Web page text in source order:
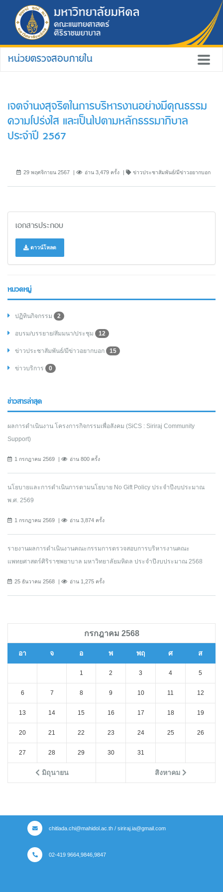
หน่วยตรวจสอบภายใน
เจตจำนงสุจริตในการบริหารงานอย่างมีคุณธรรม
ความโปร่งใส และเป็นไปตามหลักธรรมาภิบาล
ประจำปี 2567
29 พฤศจิกายน 2567 อ่าน 3,479 ครั้ง ข่าวประชาสัมพันธ์/มีข่าวอยากบอก
เอกสารประกอบ
ดาวน์โหลด
หมวดหมู่
ปฏิทินกิจกรรม 2
อบรม/บรรยาย/สัมมนา/ประชุม 12
ข่าวประชาสัมพันธ์/มีข่าวอยากบอก 15
ข่าวบริการ 0
ข่าวสารล่าสุด
ผลการดำเนินงาน โครงการกิจกรรมเพื่อสังคม (SiCS : Siriraj Community
Support)
1 กรกฎาคม 2569 อ่าน 800 ครั้ง
นโยบายและการดำเนินการตามนโยบาย No Gift Policy ประจำปีงบประมาณ
พ.ศ. 2569
1 กรกฎาคม 2569 อ่าน 3,874 ครั้ง
รายงานผลการดำเนินงานคณะกรรมการตรวจสอบการบริหารงานคณะ
แพทยศาสตร์ศิริราชพยาบาล มหาวิทยาลัยมหิดล ประจำปีงบประมาณ 2568
25 ธันวาคม 2568 อ่าน 1,275 ครั้ง
กรกฎาคม 2568
อา จ อ พ พฤ ศ ส
มิถุนายน สิงหาคม
1 2 3 4 5
6 7 8 9 10 11 12
13 14 15 16 17 18 19
20 21 22 23 24 25 26
27 28 29 30 31
chitlada.chi@mahidol.ac.th / siriraj.ia@gmail.com
02-419 9664,9846,9847